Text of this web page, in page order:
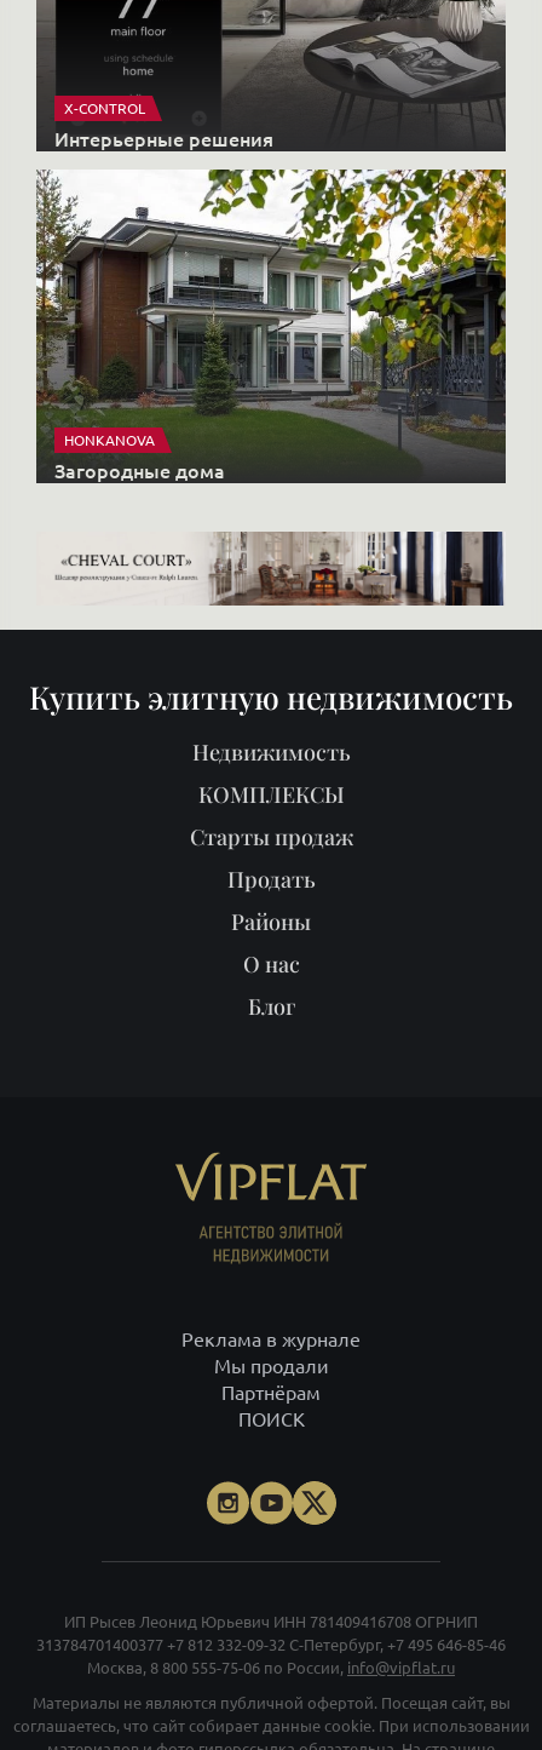
X-CONTROL
Интерьерные решения
HONKANOVA
Загородные дома
Купить элитную недвижимость
Недвижимость
КОМПЛЕКСЫ
Старты продаж
Продать
Районы
О нас
Блог
Реклама в журнале
Мы продали
Партнёрам
ПОИСК
ИП Рысев Леонид Юрьевич ИНН 781409416708 ОГРНИП
313784701400377 +7 812 332-09-32 С-Петербург, +7 495 646-85-46
Москва, 8 800 555-75-06 по России, info@vipflat.ru
Материалы не являются публичной офертой. Посещая сайт, вы
соглашаетесь, что сайт собирает данные cookie. При использовании